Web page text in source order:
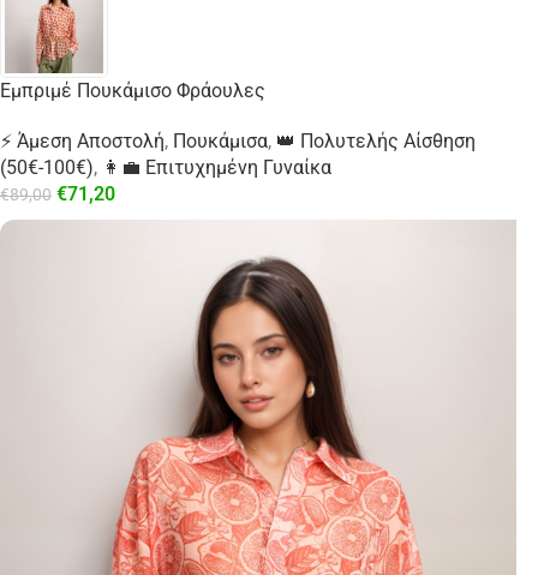
Εμπριμέ Πουκάμισο Φράουλες
⚡ Άμεση Αποστολή, Πουκάμισα, 👑 Πολυτελής Αίσθηση
(50€-100€), 👩‍💼 Επιτυχημένη Γυναίκα
€89,00 €71,20